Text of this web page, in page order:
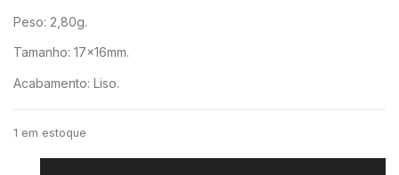
Peso: 2,80g.
Tamanho: 17x16mm.
Acabamento: Liso.
1 em estoque